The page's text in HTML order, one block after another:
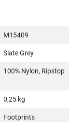
M15409
Slate Grey
100% Nylon, Ripstop
0,25 kg
Footprints